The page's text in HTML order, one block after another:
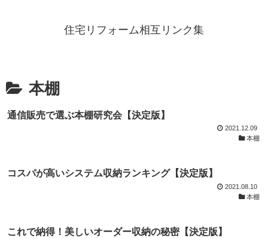
住宅リフォーム相互リンク集
本棚
通信販売で選ぶ本棚研究会【決定版】
2021.12.09
本棚
コスパが高いシステム収納ランキング【決定版】
2021.08.10
本棚
これで納得！美しいオーダー収納の秘密【決定版】